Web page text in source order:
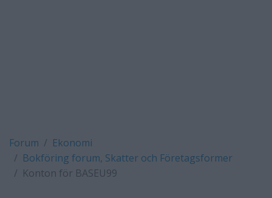
Forum
Ekonomi
Bokföring forum, Skatter och Företagsformer
Konton för BASEU99